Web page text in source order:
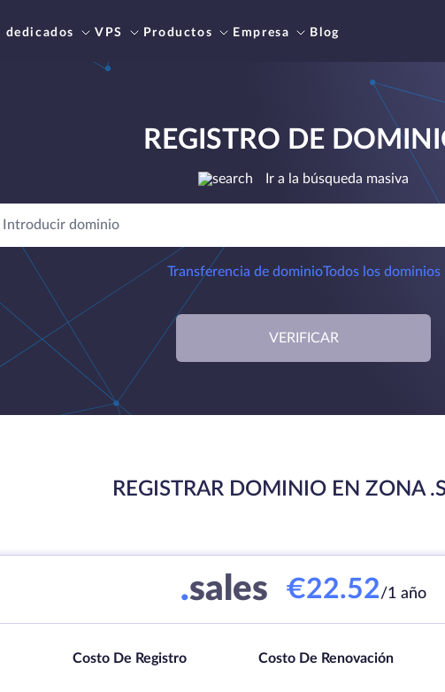
dedicados VPS Productos Empresa Blog
REGISTRO DE
Ir a la búsqueda masiva
Transferencia de dominioTodos los dominios
VERIFICAR
REGISTRAR DOMINIO EN ZONA
.sales €22.52/1 año
Costo De Registro Costo De Renovación